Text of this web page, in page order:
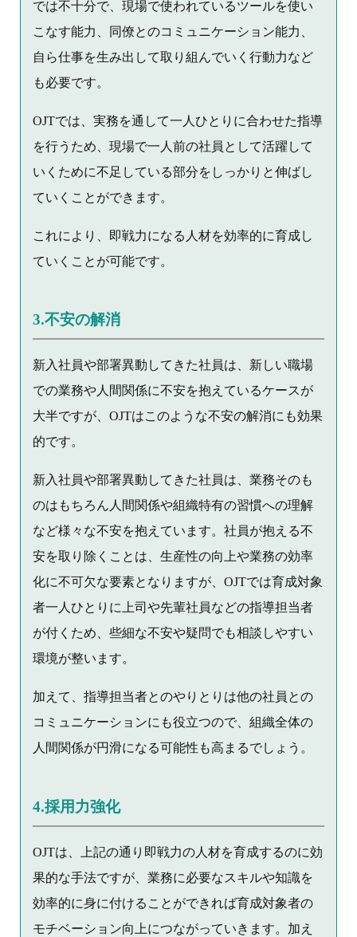
では不十分で、現場で使われているツールを使い
こなす能力、同僚とのコミュニケーション能力、
自ら仕事を生み出して取り組んでいく行動力など
も必要です。
OJTでは、実務を通して一人ひとりに合わせた指導
を行うため、現場で一人前の社員として活躍して
いくために不足している部分をしっかりと伸ばし
ていくことができます。
これにより、即戦力になる人材を効率的に育成し
ていくことが可能です。
3.不安の解消
新入社員や部署異動してきた社員は、新しい職場
での業務や人間関係に不安を抱えているケースが
大半ですが、OJTはこのような不安の解消にも効果
的です。
新入社員や部署異動してきた社員は、業務そのも
のはもちろん人間関係や組織特有の習慣への理解
など様々な不安を抱えています。社員が抱える不
安を取り除くことは、生産性の向上や業務の効率
化に不可欠な要素となりますが、OJTでは育成対象
者一人ひとりに上司や先輩社員などの指導担当者
が付くため、些細な不安や疑問でも相談しやすい
環境が整います。
加えて、指導担当者とのやりとりは他の社員との
コミュニケーションにも役立つので、組織全体の
人間関係が円滑になる可能性も高まるでしょう。
4.採用力強化
OJTは、上記の通り即戦力の人材を育成するのに効
果的な手法ですが、業務に必要なスキルや知識を
効率的に身に付けることができれば育成対象者の
モチベーション向上につながっていきます。加え